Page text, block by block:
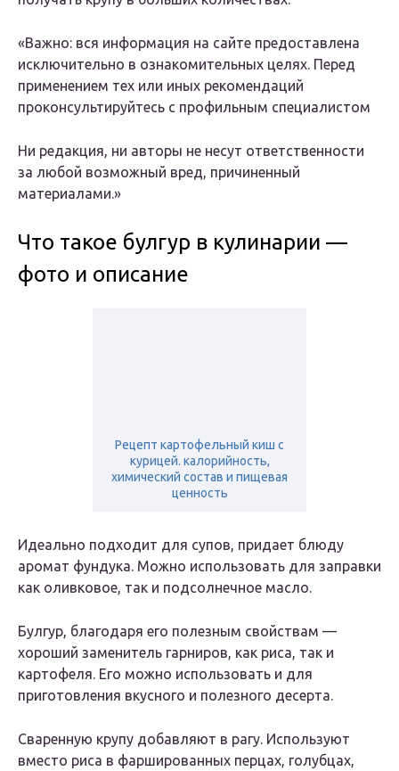
«Важно: вся информация на сайте предоставлена
исключительно в ознакомительных целях. Перед
применением тех или иных рекомендаций
проконсультируйтесь с профильным специалистом
Ни редакция, ни авторы не несут ответственности
за любой возможный вред, причиненный
материалами.»
Что такое булгур в кулинарии —
фото и описание
Рецепт картофельный киш с
курицей. калорийность,
химический состав и пищевая
ценность
Идеально подходит для супов, придает блюду
аромат фундука. Можно использовать для заправки
как оливковое, так и подсолнечное масло.
Булгур, благодаря его полезным свойствам —
хороший заменитель гарниров, как риса, так и
картофеля. Его можно использовать и для
приготовления вкусного и полезного десерта.
Сваренную крупу добавляют в рагу. Используют
вместо риса в фаршированных перцах, голубцах,